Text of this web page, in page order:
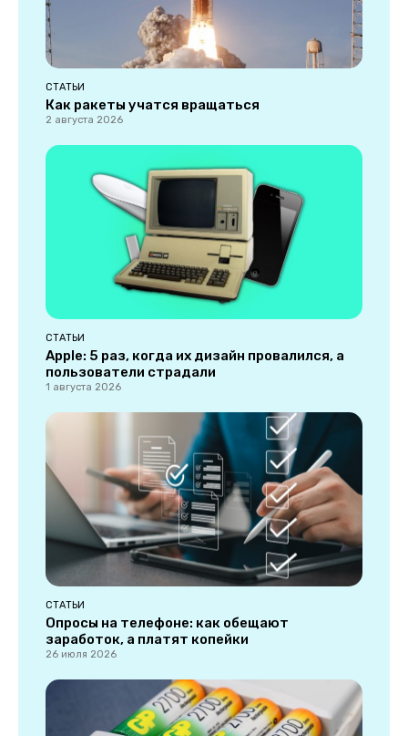
СТАТЬИ
Как ракеты учатся вращаться
2 августа 2026
СТАТЬИ
Apple: 5 раз, когда их дизайн провалился, а
пользователи страдали
1 августа 2026
СТАТЬИ
Опросы на телефоне: как обещают
заработок, а платят копейки
26 июля 2026